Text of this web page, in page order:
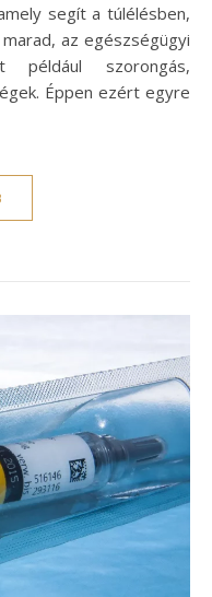
segít a túlélésben,
az egészségügyi
például szorongás,
Éppen ezért egyre